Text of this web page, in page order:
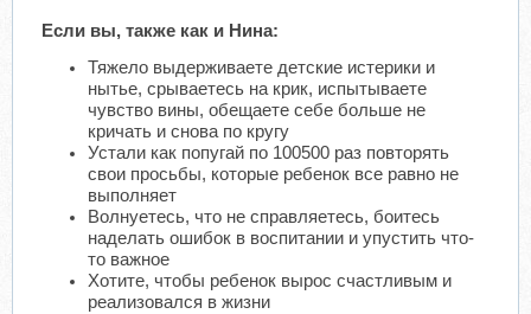
Если вы, также как и Нина:
Тяжело выдерживаете детские истерики и
нытье, срываетесь на крик, испытываете
чувство вины, обещаете себе больше не
кричать и снова по кругу
Устали как попугай по 100500 раз повторять
свои просьбы, которые ребенок все равно не
выполняет
Волнуетесь, что не справляетесь, боитесь
наделать ошибок в воспитании и упустить что-
то важное
Хотите, чтобы ребенок вырос счастливым и
реализовался в жизни